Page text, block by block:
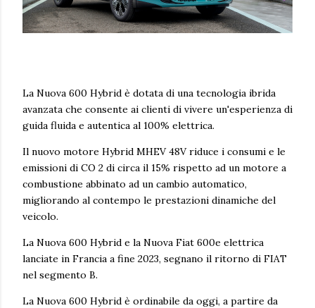
La Nuova 600 Hybrid è dotata di una tecnologia ibrida
avanzata che consente ai clienti di vivere un'esperienza di
guida fluida e autentica al 100% elettrica.
Il nuovo motore Hybrid MHEV 48V riduce i consumi e le
emissioni di CO 2 di circa il 15% rispetto ad un motore a
combustione abbinato ad un cambio automatico,
migliorando al contempo le prestazioni dinamiche del
veicolo.
La Nuova 600 Hybrid e la Nuova Fiat 600e elettrica
lanciate in Francia a fine 2023, segnano il ritorno di FIAT
nel segmento B.
La Nuova 600 Hybrid è ordinabile da oggi, a partire da